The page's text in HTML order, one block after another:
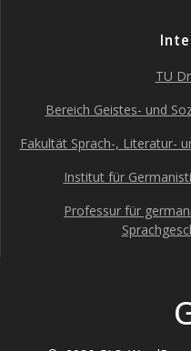
TU
Bereich Geistes- und
Fakultät Sprach-, Literatur-
Institut für
Professur für